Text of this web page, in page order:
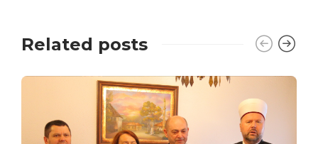
Related posts